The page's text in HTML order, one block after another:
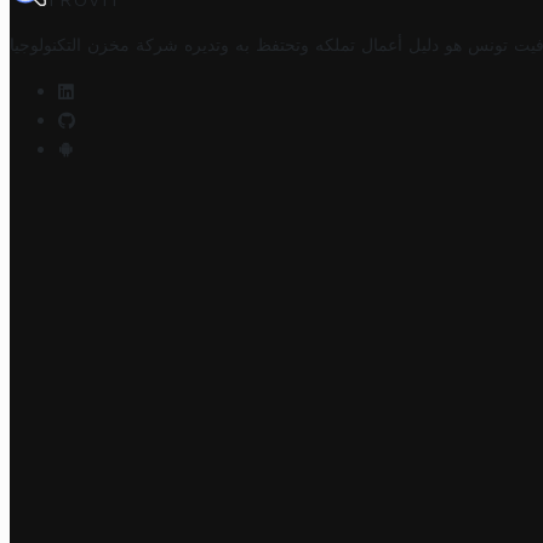
تونس هو دليل أعمال تملكه وتحتفظ به وتديره شركة مخزن التكنولوجيا